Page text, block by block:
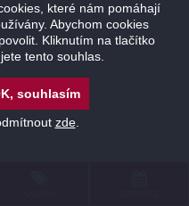
které nám pomáhají
Abychom cookies
Kliknutím na tlačítko
tento souhlas.
souhlasím
zde.